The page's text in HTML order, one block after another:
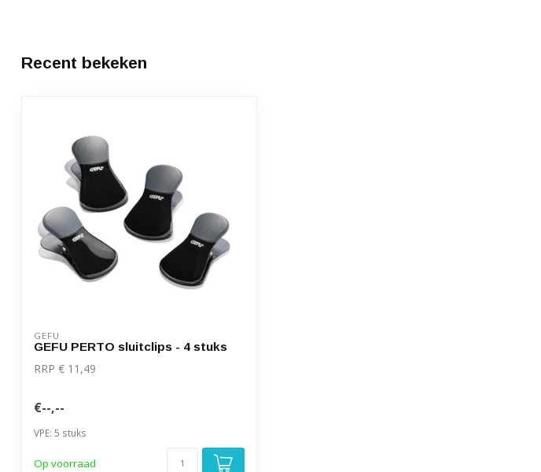
Recent bekeken
GEFU
GEFU PERTO sluitclips - 4 stuks
RRP € 11,49
€--,--
VPE: 5 stuks
Op voorraad